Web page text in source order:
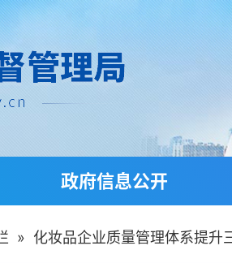
政府信息公开
» 化妆品企业质量管理体系提升